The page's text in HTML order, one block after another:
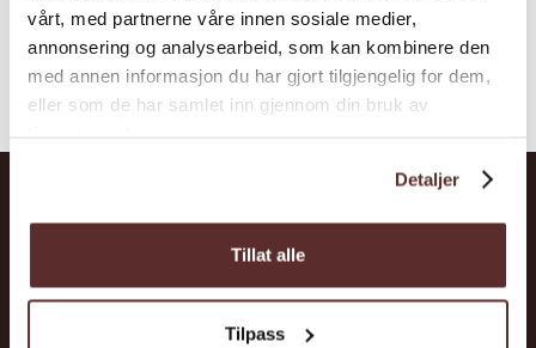
vårt, med partnerne våre innen sosiale medier,
annonsering og analysearbeid, som kan kombinere den
med annen informasjon du har gjort tilgjengelig for dem,
eller som de har samlet inn gjennom din bruk av
Detaljer
Tillat alle
Tilpass
Opplevingar